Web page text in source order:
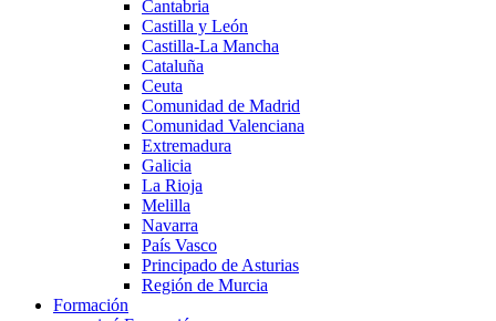
Cantabria
Castilla y León
Castilla-La Mancha
Cataluña
Ceuta
Comunidad de Madrid
Comunidad Valenciana
Extremadura
Galicia
La Rioja
Melilla
Navarra
País Vasco
Principado de Asturias
Región de Murcia
Formación